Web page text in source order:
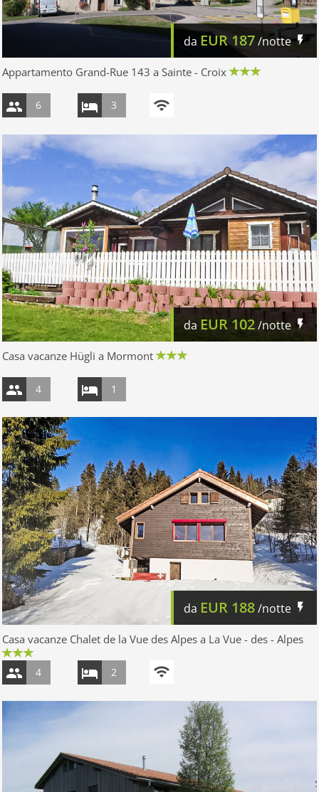
da EUR 187/notte
Appartamento Grand-Rue 143 a Sainte - Croix
6 3
daEUR102/notte
Casa vacanze Hügli a Mormont
4 1
da EUR 188/notte
Casa vacanze Chalet de la Vue des Alpes a La Vue - des - Alpes
4 2